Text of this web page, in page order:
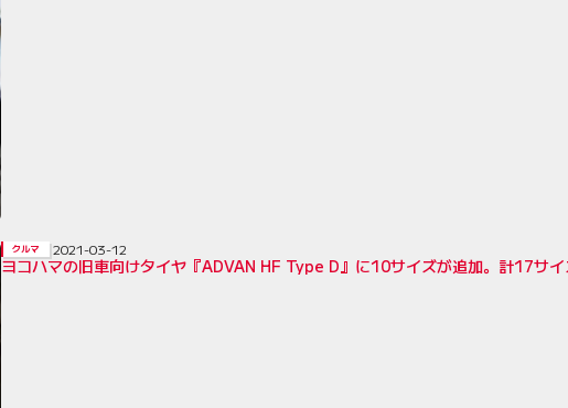
ヨコハマの旧車向けタイヤ『ADVAN HF Type D』に10サイズが追加。計17サイ
クルマ 2021-03-12